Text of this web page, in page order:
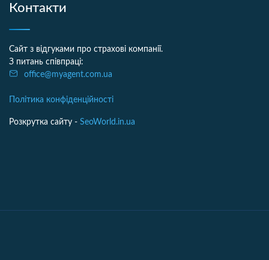
Контакти
Сайт з відгуками про страхові компанії.
З питань співпраці:
office@myagent.com.ua
Політика конфіденційності
Розкрутка сайту - SeoWorld.in.ua